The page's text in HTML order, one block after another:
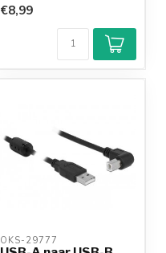
€8,99
OKS-29777